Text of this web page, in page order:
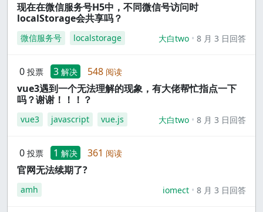
现在在微信服务号H5中，不同微信号访问时
localStorage会共享吗？
微信服务号 localstorage 大白two 8 月 3 日回答
0 投票 3 解决 548 阅读
vue3遇到一个无法理解的现象，有大佬帮忙指点一下
吗？谢谢！！！？
vue3 javascript vue.js 大白two 8 月 3 日回答
0 投票 1 解决 361 阅读
官网无法续期了?
amh iomect 8 月 3 日回答